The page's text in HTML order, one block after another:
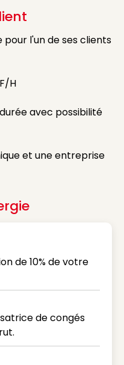
l'un de ses clients
H
avec possibilité
et une entreprise
de 10% de votre
de congés